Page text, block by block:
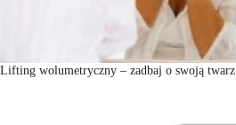
Lifting wolumetryczny – zadbaj o swoją twarz